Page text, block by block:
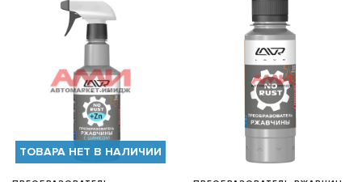
БЫСТРЫЙ ПРОСМОТР
ТОВАРА НЕТ В НАЛИЧИИ
БЫСТРЫЙ ПРОСМОТР